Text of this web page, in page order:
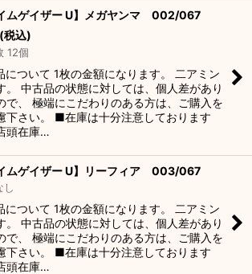
イムゲイザー U】メガヤンマ 002/067
(税込)
12個
ついて 1枚の金額になります。 二アミン
。 中古品の状態に対しては、個人差があり
で、 極端にこだわりのある方は、ご購入を
下さい。 ■在庫は十分注意しております
頭在庫…
イムゲイザー U】リーフィア 003/067
し
ついて 1枚の金額になります。 二アミン
。 中古品の状態に対しては、個人差があり
で、 極端にこだわりのある方は、ご購入を
下さい。 ■在庫は十分注意しております
頭在庫…